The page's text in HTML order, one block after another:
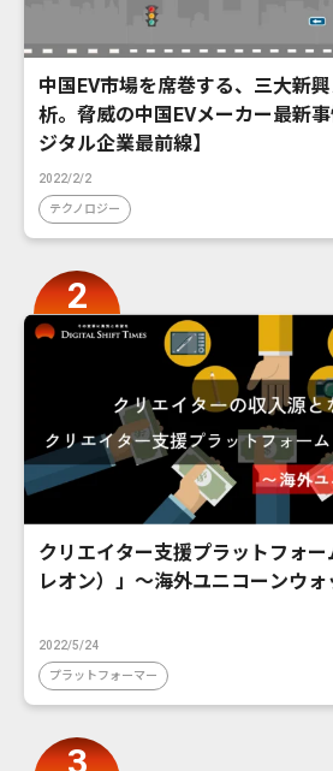
中国EV市場を席巻する、三大新
析。脅威の中国EVメーカー最新
ジタル企業最前線】
2022/2/2
テクノロジー
クリエイター支援プラットフォ
レオン）」〜海外ユニコーンウ
2022/5/24
プラットフォーマー